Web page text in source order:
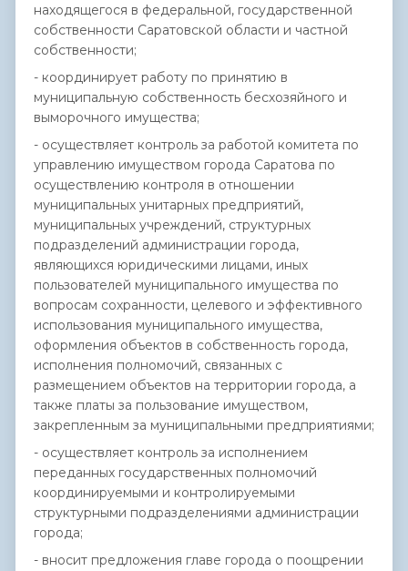
находящегося в федеральной, государственной
собственности Саратовской области и частной
собственности;
- координирует работу по принятию в
муниципальную собственность бесхозяйного и
выморочного имущества;
- осуществляет контроль за работой комитета по
управлению имуществом города Саратова по
осуществлению контроля в отношении
муниципальных унитарных предприятий,
муниципальных учреждений, структурных
подразделений администрации города,
являющихся юридическими лицами, иных
пользователей муниципального имущества по
вопросам сохранности, целевого и эффективного
использования муниципального имущества,
оформления объектов в собственность города,
исполнения полномочий, связанных с
размещением объектов на территории города, а
также платы за пользование имуществом,
закрепленным за муниципальными предприятиями;
- осуществляет контроль за исполнением
переданных государственных полномочий
координируемыми и контролируемыми
структурными подразделениями администрации
города;
- вносит предложения главе города о поощрении